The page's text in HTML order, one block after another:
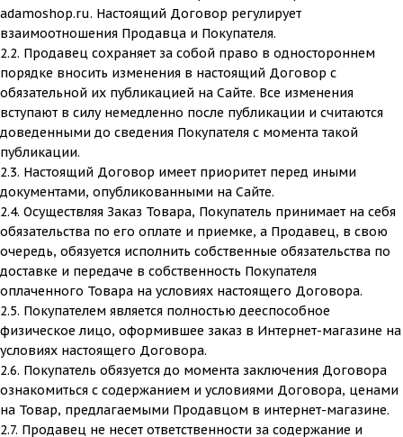
adamoshop.ru. Настоящий Договор регулирует
взаимоотношения Продавца и Покупателя.
2.2. Продавец сохраняет за собой право в одностороннем
порядке вносить изменения в настоящий Договор с
обязательной их публикацией на Сайте. Все изменения
вступают в силу немедленно после публикации и считаются
доведенными до сведения Покупателя с момента такой
публикации.
2.3. Настоящий Договор имеет приоритет перед иными
документами, опубликованными на Сайте.
2.4. Осуществляя Заказ Товара, Покупатель принимает на себя
обязательства по его оплате и приемке, а Продавец, в свою
очередь, обязуется исполнить собственные обязательства по
доставке и передаче в собственность Покупателя
оплаченного Товара на условиях настоящего Договора.
2.5. Покупателем является полностью дееспособное
физическое лицо, оформившее заказ в Интернет-магазине на
условиях настоящего Договора.
2.6. Покупатель обязуется до момента заключения Договора
ознакомиться с содержанием и условиями Договора, ценами
на Товар, предлагаемыми Продавцом в интернет-магазине.
2.7. Продавец не несет ответственности за содержание и